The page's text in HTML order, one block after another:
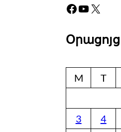
Facebook YouTube X
Օրացոյց
M
T
3
4